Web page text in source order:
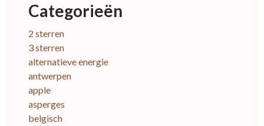
Categorieën
2 sterren
3 sterren
alternatieve energie
antwerpen
apple
asperges
belgisch